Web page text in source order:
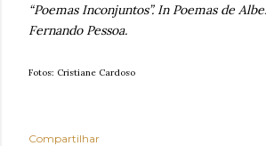
“Poemas Inconjuntos”. In Poemas de
Fernando Pessoa.
Fotos: Cristiane Cardoso
Compartilhar